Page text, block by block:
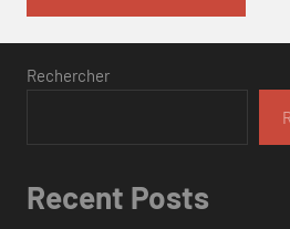
Rechercher
Recent Posts